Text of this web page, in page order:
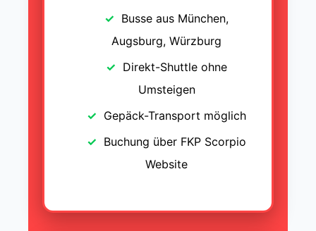
Busse aus München,
Augsburg, Würzburg
Direkt-Shuttle ohne
Umsteigen
Gepäck-Transport möglich
Buchung über FKP Scorpio
Website